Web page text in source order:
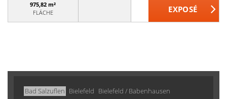
975,82 m²
FLÄCHE
Bad Salzuflen Bielefeld Bielefeld / Babenhausen